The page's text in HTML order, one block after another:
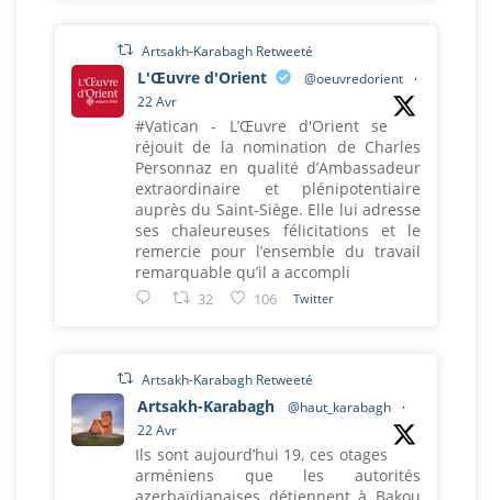
Artsakh-Karabagh Retweeté
L'Œuvre d'Orient @oeuvredorient
·
22 Avr
#Vatican - L’Œuvre d'Orient se
réjouit de la nomination de Charles
Personnaz en qualité d’Ambassadeur
extraordinaire et plénipotentiaire
auprès du Saint-Siège. Elle lui adresse
ses chaleureuses félicitations et le
remercie pour l’ensemble du travail
remarquable qu’il a accompli
32 106 Twitter
Artsakh-Karabagh Retweeté
Artsakh-Karabagh @haut_karabagh
·
22 Avr
Ils sont aujourd’hui 19, ces otages
arméniens que les autorités